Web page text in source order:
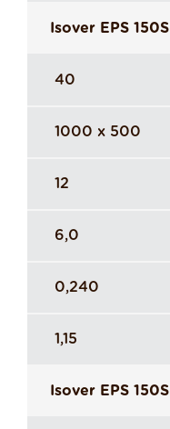
Isover EPS 150S
40
1000 x 500
12
6,0
0,240
1,15
Isover EPS 150S